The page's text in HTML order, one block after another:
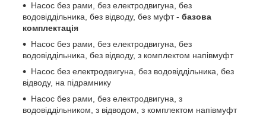
Насос без рами, без електродвигуна, без
водовіддільника, без відводу, без муфт - базова
комплектація
Насос без рами, без електродвигуна, без
водовіддільника, без відводу, з комплектом напівмуфт
Насос без електродвигуна, без водовіддільника, без
відводу, на підрамнику
Насос без рами, без електродвигуна, з
водовіддільником, з відводом, з комплектом напівмуфт